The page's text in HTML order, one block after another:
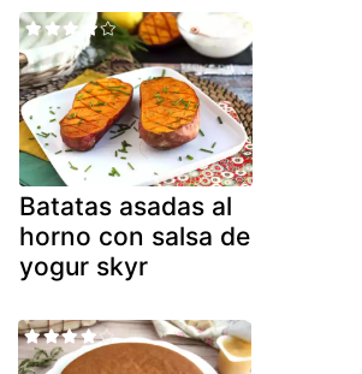
Batatas asadas al
horno con salsa de
yogur skyr